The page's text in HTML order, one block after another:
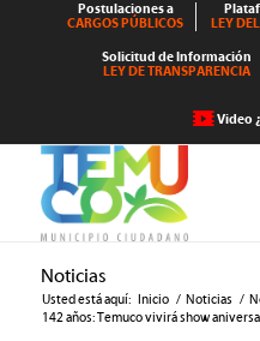
Postulaciones a
CARGOS PÚBLICOS
LEY
Solicitud de Información
LEY DE TRANSPARENCIA
Video
Noticias
Usted está aquí: Inicio / Noticias /
142 años: Temuco vivirá show